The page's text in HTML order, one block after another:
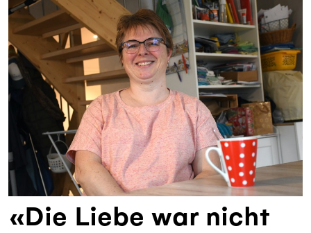
«Die Liebe war nicht